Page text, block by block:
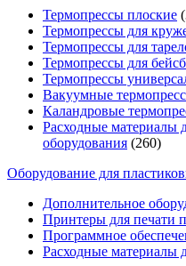
Термопрессы плоские
Термопрессы для
Термопрессы для
Термопрессы для
Термопрессы
Вакуумные
Каландровые
Расходные материалы
оборудования (260)
Оборудование для
Дополнительное
Принтеры для печати
Программное
Расходные материалы